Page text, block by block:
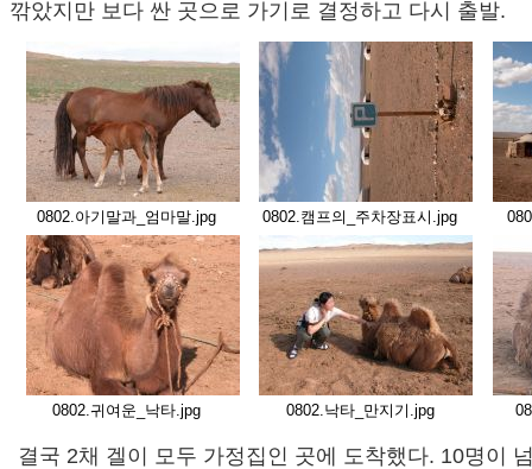
깎았지만 보다 싼 곳으로 가기로 결정하고 다시 출발.
0802.아기말과_엄마말.jpg 0802.캠프의_주차장표시.jpg
0802.귀여운_낙타.jpg 0802.낙타_만지기.jpg
결국 2채 겔이 모두 가정집인 곳에 도착했다. 10명이